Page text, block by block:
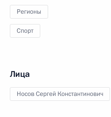
Регионы
Спорт
Лица
Носов Сергей Константинович